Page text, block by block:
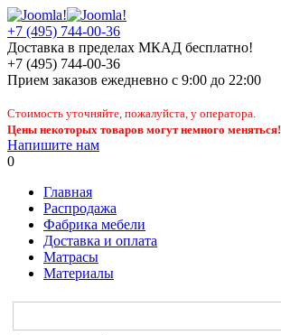
+7 (495) 744-00-36
Доставка в пределах МКАД бесплатно!
+7 (495) 744-00-36
Прием заказов ежедневно с 9:00 до 22:00
Стоимость уточняйте, пожалуйста, у оператора.
Цены некоторых товаров могут немного меняться!
Напишите нам
0
Главная
Распродажа
Фабрика мебели
Доставка и оплата
Матрасы
Материалы